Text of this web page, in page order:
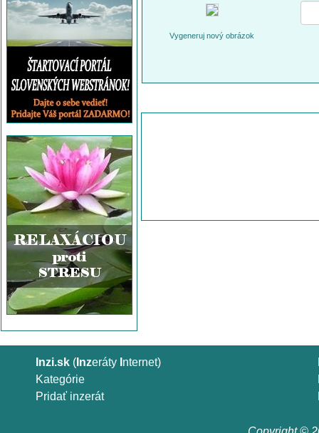
Vygeneruj nový obrázok
Inzi.sk ( Inzeráty nternet)
Kategórie
Pridať inzerát